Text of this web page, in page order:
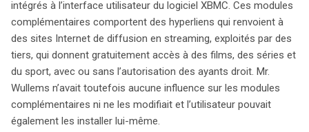
technique, jouant un rôle clé dans l’accès aux contenus
illicites. L’AG conclut que ce produit cible un public «
nouveau », non pris en compte par les titulaires de droits
d’auteur. En matière de streaming, l’AG indique que, sans
autorisation des ayants droit, cette pratique ne peut être
considérée comme licite. En effet, le streaming via
Filmspeler ne respecte pas les critères d’exception
prévus par la directive sur le droit d’auteur. Ce cas
intégrés à l’interface utilisateur du logiciel XBMC. Ces modules
complémentaires comportent des hyperliens qui renvoient à
des sites Internet de diffusion en streaming, exploités par des
tiers, qui donnent gratuitement accès à des films, des séries et
du sport, avec ou sans l’autorisation des ayants droit. Mr.
Wullems n’avait toutefois aucune influence sur les modules
complémentaires ni ne les modifiait et l’utilisateur pouvait
également les installer lui-même.